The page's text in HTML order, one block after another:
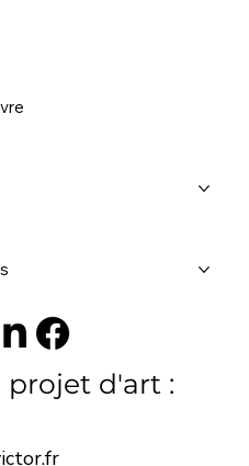
projet d'art :